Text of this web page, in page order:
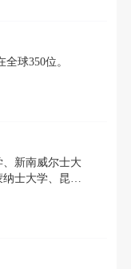
学排名发布
了2026全球国际
校中筛选出217所
球350位。
新南威尔士大
士大学、昆士